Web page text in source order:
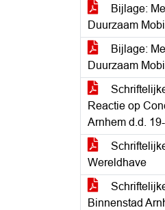
Bijlage:
Duurzaam
Bijlage:
Duurzaam
Reactie op
Arnhem d.d.
Wereldhave
Binnenstad